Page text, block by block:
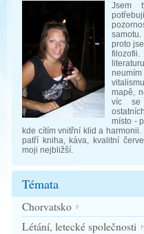
Jsem
proto
filozofii.
mapě,
víc se
místo -
kde cítím vnitřní klid a
patří kniha, káva, kvalitní
moji nejbližší.
Témata
Chorvatsko
Létání, letecké společnosti